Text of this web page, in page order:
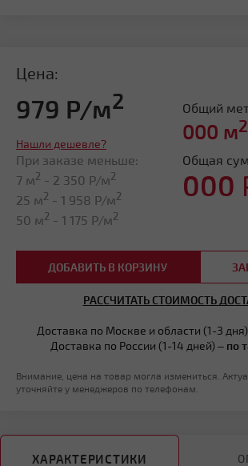
Цена:
979 Р/м2
Нашли дешевле?
При заказе меньше:
7 м2 - 2 350 Р/м2
25 м2 - 1 958 Р/м2
50 м2 - 1 175 Р/м2
Общий
000 м2
Общая
000
ДОБАВИТЬ В КОРЗИНУ
РАССЧИТАТЬ СТОИМОСТЬ
Доставка по Москве и области (1-3
Доставка по России (1-14 дней) – по
Внимание, цена на товар могла измениться.
уточняйте у менеджеров по телефонам.
ХАРАКТЕРИСТИКИ